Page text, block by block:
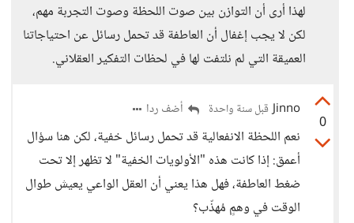
لهذا أرى أن التوازن بين صوت اللحظة وصوت التجربة مهم،
لكن لا يجب إغفال أن العاطفة قد تحمل رسائل عن احتياجاتنا
العميقة التي لم نلتفت لها في لحظات التفكير العقلاني.
0
Jinno قبل سنة واحدة أضف ردا
نعم اللحظة الانفعالية قد تحمل رسائل خفية، لكن هنا سؤال
أعمق: إذا كانت هذه "الأولويات الخفية" لا تظهر إلا تحت
ضغط العاطفة، فهل هذا يعني أن العقل الواعي يعيش طوال
الوقت في وهمٍ مُهذّب؟